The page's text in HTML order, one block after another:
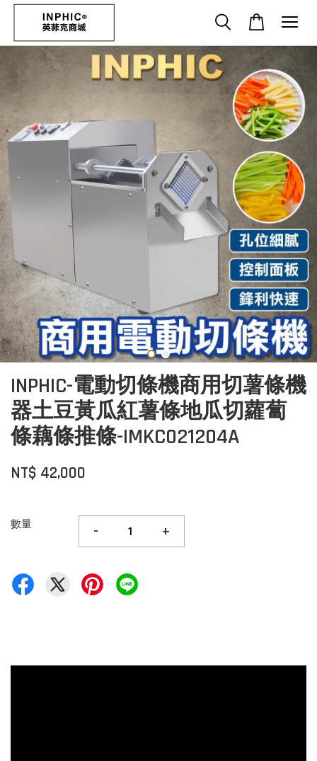
INPHIC-電動切條機商用切薯條機
器土豆黃瓜紅薯條地瓜切蘿蔔
條藕條推條-IMKC021204A
NT$ 42,000
數量 - +